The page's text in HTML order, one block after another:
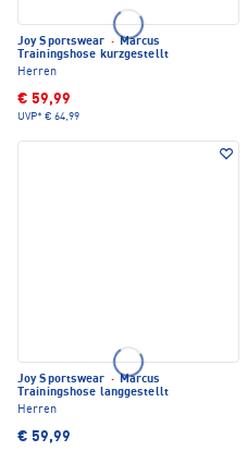
Joy Sportswear · Marcus
Trainingshose kurzgestellt
Herren
€ 59,99
UVP* € 64,99
Joy Sportswear · Marcus
Trainingshose langgestellt
Herren
€ 59,99